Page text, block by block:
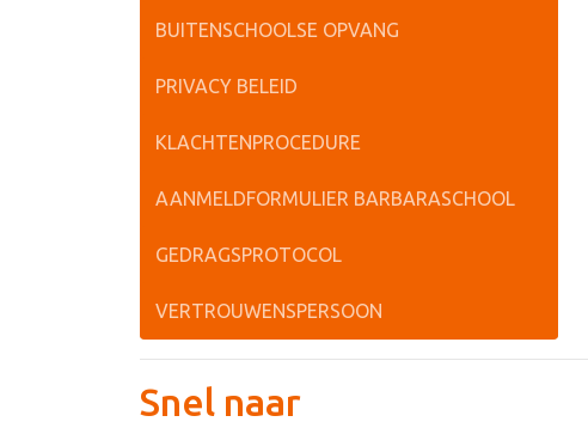
BUITENSCHOOLSE OPVANG
PRIVACY BELEID
KLACHTENPROCEDURE
AANMELDFORMULIER BARBARASCHOOL
GEDRAGSPROTOCOL
VERTROUWENSPERSOON
Snel naar